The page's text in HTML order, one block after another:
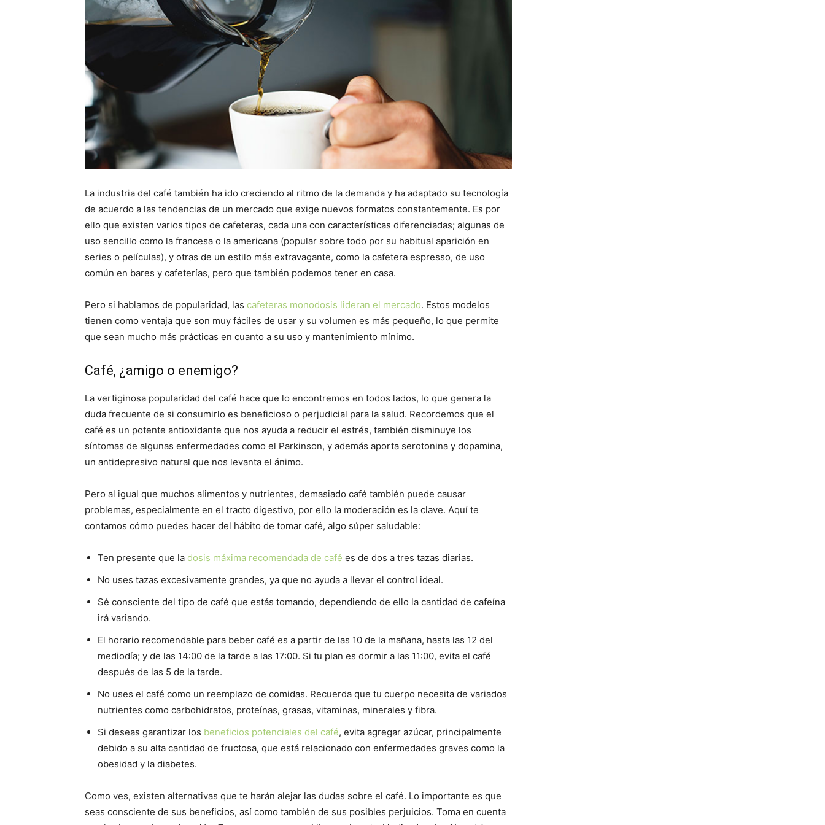
La industria del café también ha ido creciendo al ritmo de la demanda y ha adaptado su tecnología
de acuerdo a las tendencias de un mercado que exige nuevos formatos constantemente. Es por
ello que existen varios tipos de cafeteras, cada una con características diferenciadas; algunas de
uso sencillo como la francesa o la americana (popular sobre todo por su habitual aparición en
series o películas), y otras de un estilo más extravagante, como la cafetera espresso, de uso
común en bares y cafeterías, pero que también podemos tener en casa.
Pero si hablamos de popularidad, las cafeteras monodosis lideran el mercado. Estos modelos
tienen como ventaja que son muy fáciles de usar y su volumen es más pequeño, lo que permite
que sean mucho más prácticas en cuanto a su uso y mantenimiento mínimo.
Café, ¿amigo o enemigo?
La vertiginosa popularidad del café hace que lo encontremos en todos lados, lo que genera la
duda frecuente de si consumirlo es beneficioso o perjudicial para la salud. Recordemos que el
café es un potente antioxidante que nos ayuda a reducir el estrés, también disminuye los
síntomas de algunas enfermedades como el Parkinson, y además aporta serotonina y dopamina,
un antidepresivo natural que nos levanta el ánimo.
Pero al igual que muchos alimentos y nutrientes, demasiado café también puede causar
problemas, especialmente en el tracto digestivo, por ello la moderación es la clave. Aquí te
contamos cómo puedes hacer del hábito de tomar café, algo súper saludable:
Ten presente que la dosis máxima recomendada de café es de dos a tres tazas diarias.
No uses tazas excesivamente grandes, ya que no ayuda a llevar el control ideal.
Sé consciente del tipo de café que estás tomando, dependiendo de ello la cantidad de cafeína
irá variando.
El horario recomendable para beber café es a partir de las 10 de la mañana, hasta las 12 del
mediodía; y de las 14:00 de la tarde a las 17:00. Si tu plan es dormir a las 11:00, evita el café
después de las 5 de la tarde.
No uses el café como un reemplazo de comidas. Recuerda que tu cuerpo necesita de variados
nutrientes como carbohidratos, proteínas, grasas, vitaminas, minerales y fibra.
Si deseas garantizar los beneficios potenciales del café, evita agregar azúcar, principalmente
debido a su alta cantidad de fructosa, que está relacionado con enfermedades graves como la
obesidad y la diabetes.
Como ves, existen alternativas que te harán alejar las dudas sobre el café. Lo importante es que
seas consciente de sus beneficios, así como también de sus posibles perjuicios. Toma en cuenta